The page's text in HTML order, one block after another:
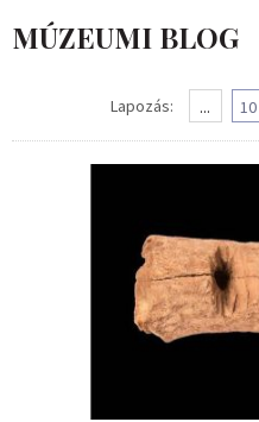
MÚZEUMI BLOG
Lapozás: ... 10